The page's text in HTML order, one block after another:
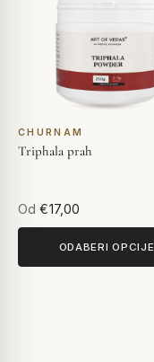
CHURNAM
Triphala prah
Od €17,00
ODABERI OPCIJE